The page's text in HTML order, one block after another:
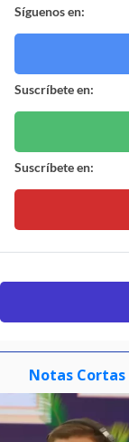
Síguenos en:
Suscríbete en:
Suscríbete en:
Notas Cortas